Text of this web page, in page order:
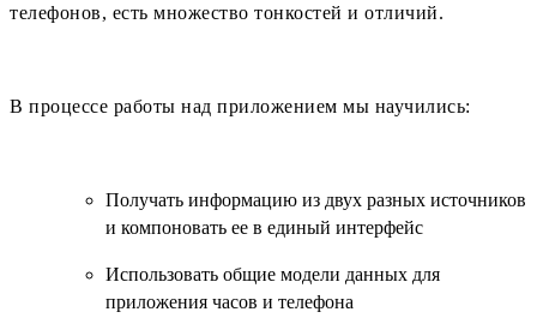
телефонов, есть множество тонкостей и отличий.
В процессе работы над приложением мы научились:
Получать информацию из двух разных источников
и компоновать ее в единый интерфейс
Использовать общие модели данных для
приложения часов и телефона